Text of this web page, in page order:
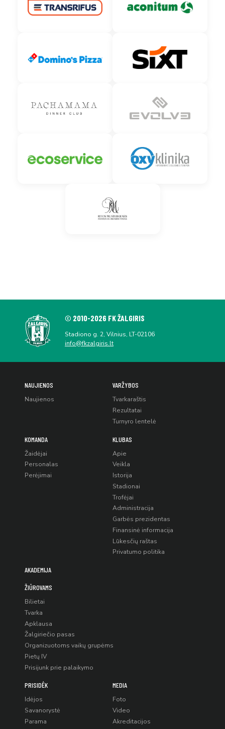
© 2010-2026 FK ŽALGIRIS
Stadiono g. 2, Vilnius, LT-02106
info@fkzalgiris.lt
NAUJIENOS
Naujienos
VARŽYBOS
Tvarkaraštis
Rezultatai
Turnyro lentelė
KOMANDA
Žaidėjai
Personalas
Perėjimai
KLUBAS
Apie
Veikla
Istorija
Stadionai
Trofėjai
Administracija
Garbės prezidentas
Finansinė informacija
Lūkesčių raštas
Privatumo politika
AKADEMIJA
ŽIŪROVAMS
Bilietai
Tvarka
Apklausa
Žalgiriečio pasas
Organizuotoms vaikų grupėms
Pietų IV
Prisijunk prie palaikymo
PRISIDĖK
Idėjos
Savanorystė
Parama
MEDIA
Foto
Video
Akreditacijos